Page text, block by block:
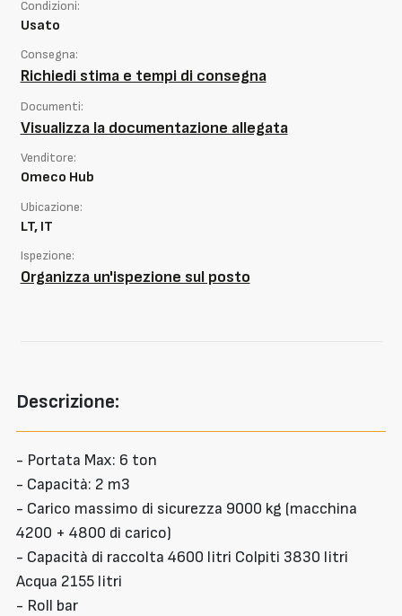
Descrizione:
- Portata Max: 6 ton
- Capacità: 2 m3
- Carico massimo di sicurezza 9000 kg (macchina
4200 + 4800 di carico)
- Capacità di raccolta 4600 litri Colpiti 3830 litri
Acqua 2155 litri
- Roll bar
Condizioni:
Usato
Consegna:
Richiedi stima e tempi di consegna
Documenti:
Visualizza la documentazione allegata
Venditore:
Omeco Hub
Ubicazione:
LT, IT
Ispezione:
Organizza un'ispezione sul posto